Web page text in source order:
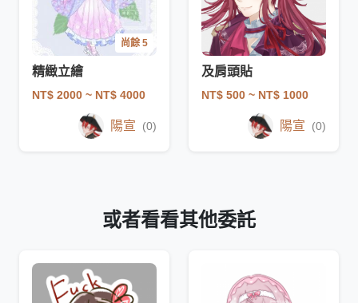
尚餘 5
精緻立繪
NT$ 2000 ~ NT$ 4000
陽宣 (0)
及肩頭貼
NT$ 500 ~ NT$ 1000
陽宣 (0)
或者看看其他委託